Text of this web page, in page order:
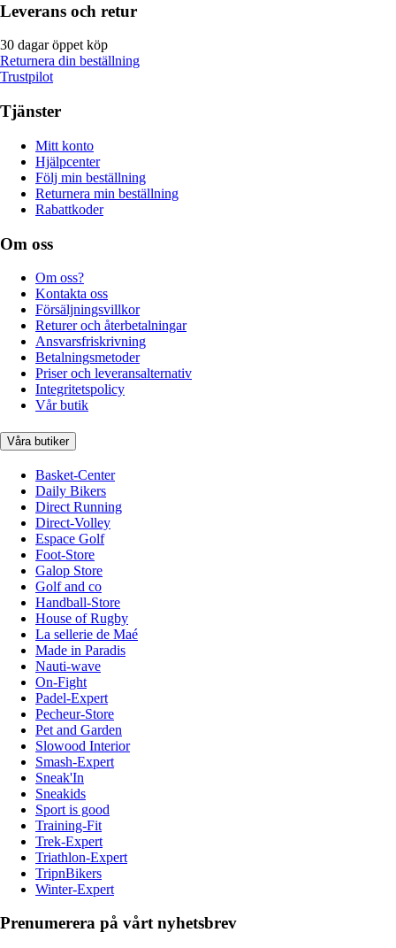
Leverans och retur
30 dagar öppet köp
Returnera din beställning
Trustpilot
Tjänster
Mitt konto
Hjälpcenter
Följ min beställning
Returnera min beställning
Rabattkoder
Om oss
Om oss?
Kontakta oss
Försäljningsvillkor
Returer och återbetalningar
Ansvarsfriskrivning
Betalningsmetoder
Priser och leveransalternativ
Integritetspolicy
Vår butik
Våra butiker
Basket-Center
Daily Bikers
Direct Running
Direct-Volley
Espace Golf
Foot-Store
Galop Store
Golf and co
Handball-Store
House of Rugby
La sellerie de Maé
Made in Paradis
Nauti-wave
On-Fight
Padel-Expert
Pecheur-Store
Pet and Garden
Slowood Interior
Smash-Expert
Sneak'In
Sneakids
Sport is good
Training-Fit
Trek-Expert
Triathlon-Expert
TripnBikers
Winter-Expert
Prenumerera på vårt nyhetsbrev